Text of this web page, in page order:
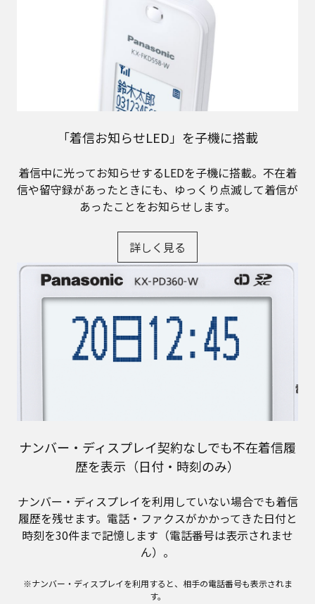
「着信お知らせLED」を子機に搭載
着信中に光ってお知らせするLEDを子機に搭載。不在着
信や留守録があったときにも、ゆっくり点滅して着信が
あったことをお知らせします。
詳しく見る
ナンバー・ディスプレイ契約なしでも不在着信履
歴を表示（日付・時刻のみ）
ナンバー・ディスプレイを利用していない場合でも着信
履歴を残せます。電話・ファクスがかかってきた日付と
時刻を30件まで記憶します（電話番号は表示されませ
ん）。
※ナンバー・ディスプレイを利用すると、相手の電話番号も表示されま
す。